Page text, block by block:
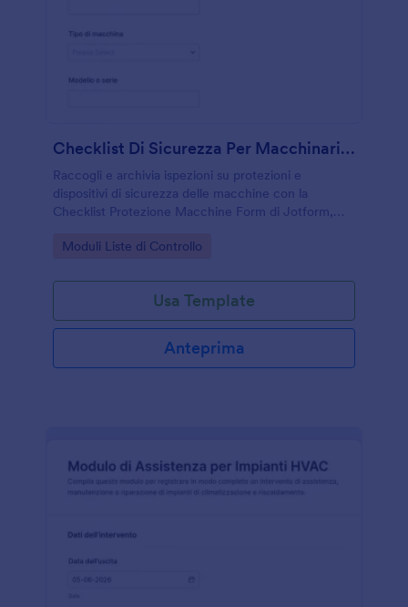
Checklist Di Sicurezza Per Macchinari Form
Raccogli e archivia ispezioni su protezioni e
dispositivi di sicurezza delle macchine con la
Checklist Protezione Macchine Form di Jotform,
pianificare interventi e azioni correttive.
Go to Category:
Moduli Liste di Controllo
Usa Template
Anteprima